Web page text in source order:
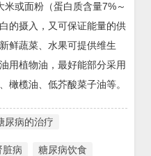
或面粉（蛋白质含量7%～
的摄入，又可保证能量的供
鲜蔬菜、水果可提供维生
用植物油，最好能部分采用
橄榄油、低芥酸菜子油等。
尿病的治疗
脏病 糖尿病饮食